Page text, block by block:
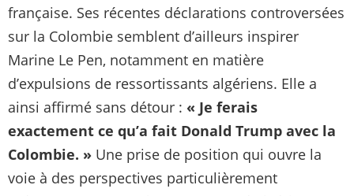
française. Ses récentes déclarations controversées
sur la Colombie semblent d’ailleurs inspirer
Marine Le Pen, notamment en matière
d’expulsions de ressortissants algériens. Elle a
ainsi affirmé sans détour : « Je ferais
exactement ce qu’a fait Donald Trump avec la
Colombie. » Une prise de position qui ouvre la
voie à des perspectives particulièrement